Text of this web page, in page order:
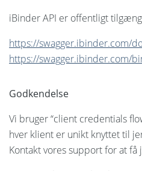
iBinder API er offentligt
https://swagger.ibinder.com/
https://swagger.ibinder.com/
Godkendelse
Vi bruger “client credentials
hver klient er unikt knyttet til
Kontakt vores support for at